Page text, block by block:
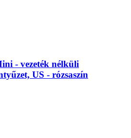
- vezeték nélküli
US - rózsaszín